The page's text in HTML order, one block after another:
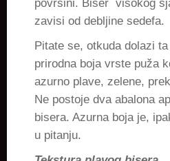
površini. Biser visokog
zavisi od debljine sedefa.
Pitate se, otkuda dolazi
prirodna boja vrste puža
azurno plave, zelene,
Ne postoje dva abalona
bisera. Azurna boja je,
u pitanju.